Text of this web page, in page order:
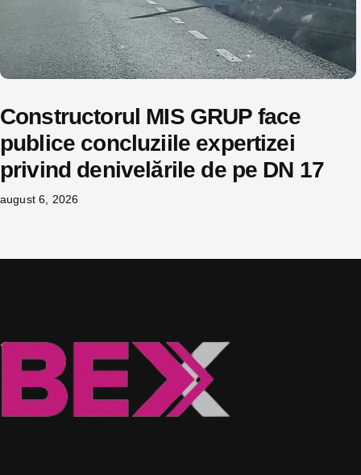
Constructorul MIS GRUP face
publice concluziile expertizei
privind denivelările de pe DN 17
august 6, 2026